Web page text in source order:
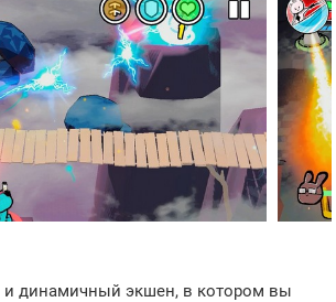
и динамичный экшен, в котором вы